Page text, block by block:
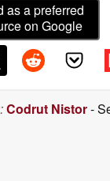
as a preferred
on Google
:Codrut Nistor-